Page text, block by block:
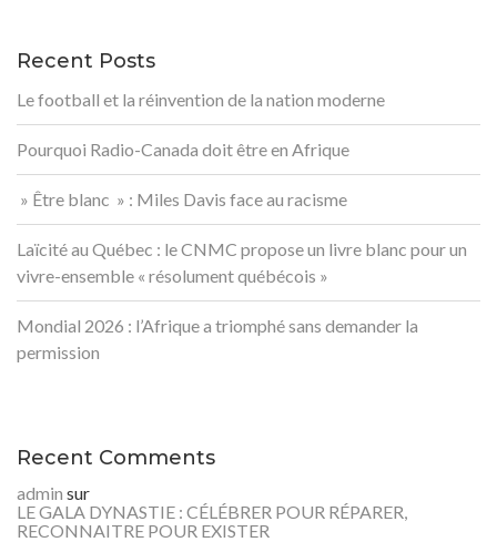
Recent Posts
Le football et la réinvention de la nation moderne
Pourquoi Radio-Canada doit être en Afrique
» Être blanc » : Miles Davis face au racisme
Laïcité au Québec : le CNMC propose un livre blanc pour un
vivre-ensemble « résolument québécois »
Mondial 2026 : l’Afrique a triomphé sans demander la
permission
Recent Comments
admin sur
LE GALA DYNASTIE : CÉLÉBRER POUR RÉPARER,
RECONNAITRE POUR EXISTER